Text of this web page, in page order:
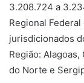
3.208.724 a
Regional Federal
jurisdicionados
Região: Alagoas,
do Norte e